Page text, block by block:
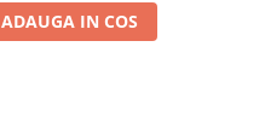
ADAUGA IN COS